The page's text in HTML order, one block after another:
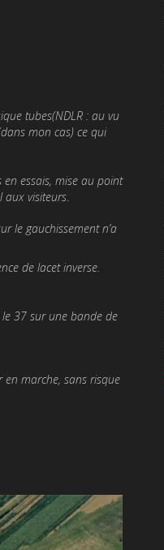
tubes(NDLR : au vu
mon cas) ce qui
essais, mise au point
aux visiteurs.
le gauchis­sement n’a
de lacet inverse.
37 sur une bande de
en mar­che, sans risque